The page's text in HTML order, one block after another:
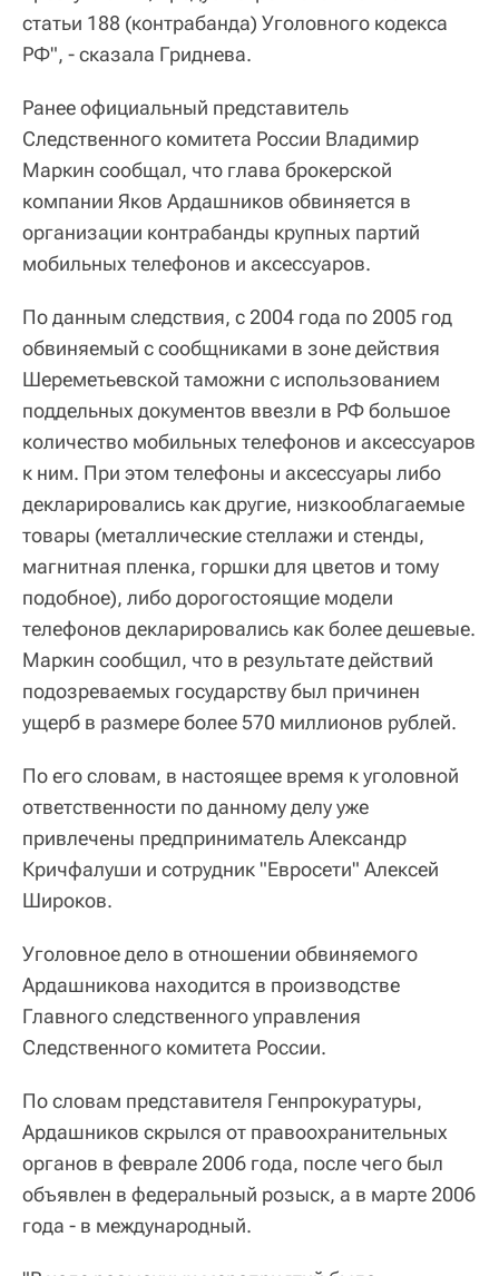
статьи 188 (контрабанда) Уголовного кодекса
РФ", - сказала Гриднева.
Ранее официальный представитель
Следственного комитета России Владимир
Маркин сообщал, что глава брокерской
компании Яков Ардашников обвиняется в
организации контрабанды крупных партий
мобильных телефонов и аксессуаров.
По данным следствия, с 2004 года по 2005 год
обвиняемый с сообщниками в зоне действия
Шереметьевской таможни с использованием
поддельных документов ввезли в РФ большое
количество мобильных телефонов и аксессуаров
к ним. При этом телефоны и аксессуары либо
декларировались как другие, низкооблагаемые
товары (металлические стеллажи и стенды,
магнитная пленка, горшки для цветов и тому
подобное), либо дорогостоящие модели
телефонов декларировались как более дешевые.
Маркин сообщил, что в результате действий
подозреваемых государству был причинен
ущерб в размере более 570 миллионов рублей.
По его словам, в настоящее время к уголовной
ответственности по данному делу уже
привлечены предприниматель Александр
Кричфалуши и сотрудник "Евросети" Алексей
Широков.
Уголовное дело в отношении обвиняемого
Ардашникова находится в производстве
Главного следственного управления
Следственного комитета России.
По словам представителя Генпрокуратуры,
Ардашников скрылся от правоохранительных
органов в феврале 2006 года, после чего был
объявлен в федеральный розыск, а в марте 2006
года - в международный.